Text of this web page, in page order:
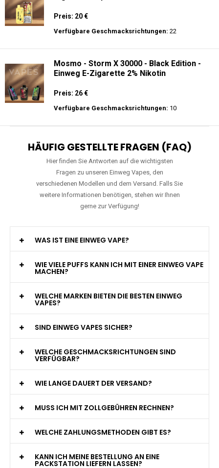
Preis: 20 €
Verfügbare Geschmacksrichtungen: 22
Mosmo - Storm X 30000 - Black Edition -
Einweg E-Zigarette 2% Nikotin
Preis: 26 €
Verfügbare Geschmacksrichtungen: 10
HÄUFIG GESTELLTE FRAGEN (FAQ)
Hier finden Sie Antworten auf die wichtigsten
Fragen zu unseren Einweg Vapes, den
verschiedenen Modellen und dem Versand. Falls Sie
weitere Informationen benötigen, stehen wir Ihnen
gerne zur Verfügung!
WAS IST EINE EINWEG VAPE?
WIE VIELE PUFFS KANN ICH MIT EINER EINWEG VAPE
MACHEN?
WELCHE MARKEN BIETEN DIE BESTEN EINWEG
VAPES?
SIND EINWEG VAPES SICHER?
WELCHE GESCHMACKSRICHTUNGEN SIND
VERFÜGBAR?
WIE LANGE DAUERT DER VERSAND?
MUSS ICH MIT ZOLLGEBÜHREN RECHNEN?
WELCHE ZAHLUNGSMETHODEN GIBT ES?
KANN ICH MEINE BESTELLUNG AN EINE
PACKSTATION LIEFERN LASSEN?